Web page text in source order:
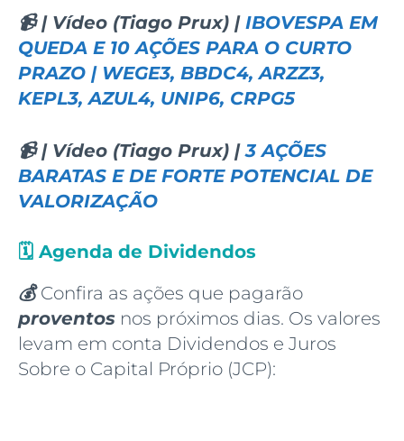
📹 | Vídeo (Tiago Prux) | IBOVESPA EM
QUEDA E 10 AÇÕES PARA O CURTO
PRAZO | WEGE3, BBDC4, ARZZ3,
KEPL3, AZUL4, UNIP6, CRPG5
📹 | Vídeo (Tiago Prux) |3 AÇÕES
BARATAS E DE FORTE POTENCIAL DE
VALORIZAÇÃO
🗓️ Agenda de Dividendos
💰Confira as ações que pagarão
proventos nos próximos dias. Os valores
levam em conta Dividendos e Juros
Sobre o Capital Próprio (JCP):